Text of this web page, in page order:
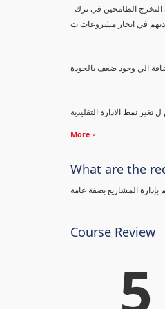
في انجاز مشروعات ت
More
What are the
Course Review
5